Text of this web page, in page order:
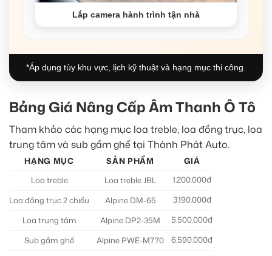
Lắp camera hành trình tận nhà
*Áp dụng tùy khu vực, lịch kỹ thuật và hạng mục thi công.
Bảng Giá Nâng Cấp Âm Thanh Ô Tô
Tham khảo các hạng mục loa treble, loa đồng trục, loa
trung tâm và sub gầm ghế tại Thành Phát Auto.
HẠNG MỤC SẢN PHẨM
GIÁ
Loa treble
Loa treble JBL
1.200.000đ
Loa đồng trục 2 chiều
Alpine DM-65
3.190.000đ
Loa trung tâm
Alpine DP2-35M
5.500.000đ
Sub gầm ghế
Alpine PWE-M770 6.590.000đ